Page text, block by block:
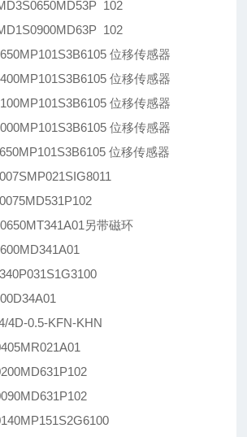
102
102
位移传感器
位移传感器
位移传感器
位移传感器
位移传感器
另带磁环
4D-0.5-KFN-KHN